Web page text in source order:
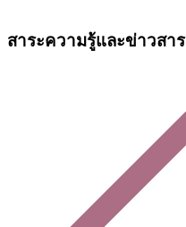
สาระความรู้และข่าวสาร